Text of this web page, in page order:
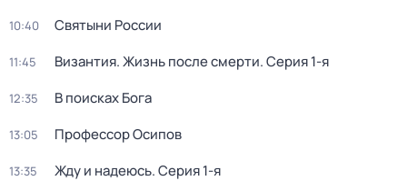
10:40 Святыни России
11:45 Византия. Жизнь после смерти. Серия 1-я
12:35 В поисках Бога
13:05 Профессор Осипов
13:35 Жду и нaдeюсь. Серия 1-я